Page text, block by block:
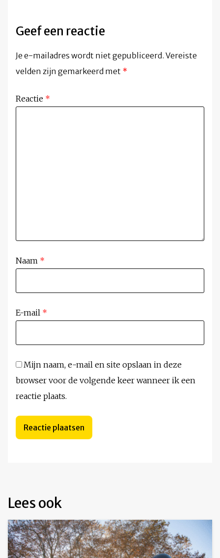
Geef een reactie
Je e-mailadres wordt niet gepubliceerd. Vereiste
velden zijn gemarkeerd met *
Reactie *
Naam *
E-mail *
Mijn naam, e-mail en site opslaan in deze
browser voor de volgende keer wanneer ik een
reactie plaats.
Lees ook